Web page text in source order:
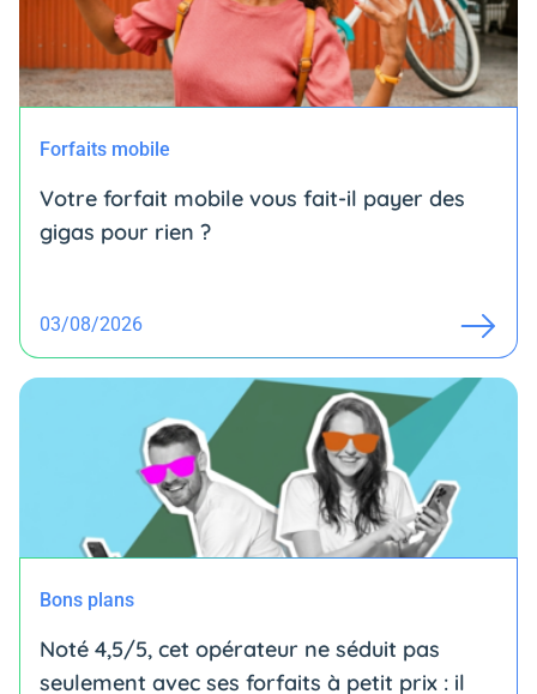
Forfaits mobile
Votre forfait mobile vous fait-il payer des
gigas pour rien ?
03/08/2026
Bons plans
Noté 4,5/5, cet opérateur ne séduit pas
seulement avec ses forfaits à petit prix : il